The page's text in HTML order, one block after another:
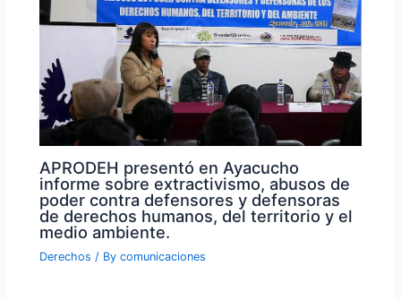
APRODEH presentó en Ayacucho
informe sobre extractivismo, abusos de
poder contra defensores y defensoras
de derechos humanos, del territorio y el
medio ambiente.
Derechos / Bycomunicaciones